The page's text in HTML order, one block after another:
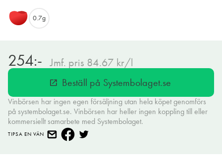
0.7g
254:- Jmf. pris 84.67 kr/l
open_in_new Beställ på Systembolaget.se
Vinbörsen har ingen egen försäljning utan hela köpet genomförs
på systembolaget.se. Vinbörsen har heller ingen koppling till eller
kommersiellt samarbete med Systembolaget.
TIPSA EN VÄN